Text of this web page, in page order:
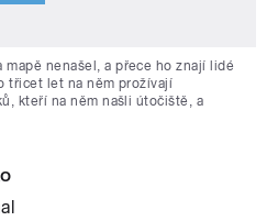
nenašel, a přece ho znají lidé
třicet let na něm prožívají
kteří na něm našli útočiště, a